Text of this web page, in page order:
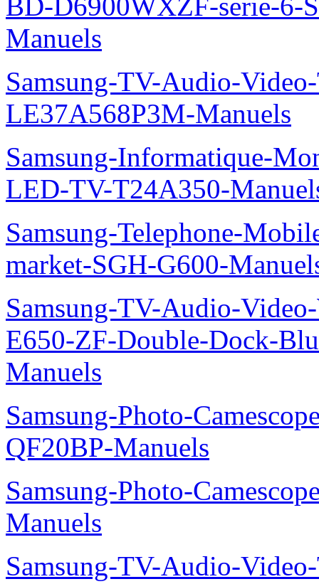
Manuels
Samsung-TV-Audio-
LE37A568P3M-Manuels
Samsung-Informatique-
LED-TV-T24A350-
Samsung-Telephone-
market-SGH-G600-
Samsung-TV-Audio-
E650-ZF-Double-Dock-
Manuels
Samsung-Photo-
QF20BP-Manuels
Samsung-Photo-
Manuels
Samsung-TV-Audio-